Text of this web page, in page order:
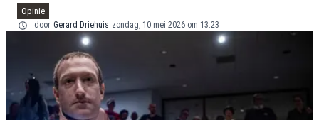
Opinie
door Gerard Driehuis zondag, 10 mei 2026 om 13:23